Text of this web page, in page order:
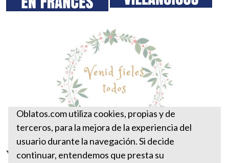
Venid fieles todos
Oblatos.com utiliza cookies, propias y de
terceros, para la mejora de la experiencia del
usuario durante la navegación. Si decide
continuar, entendemos que presta su